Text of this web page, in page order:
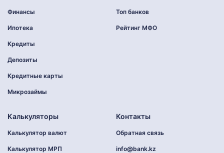
Финансы
Ипотека
Кредиты
Депозиты
Кредитные карты
Микрозаймы
Топ банков
Рейтинг МФО
Калькуляторы
Калькулятор валют
Калькулятор МРП
Контакты
Обратная связь
info@bank.kz